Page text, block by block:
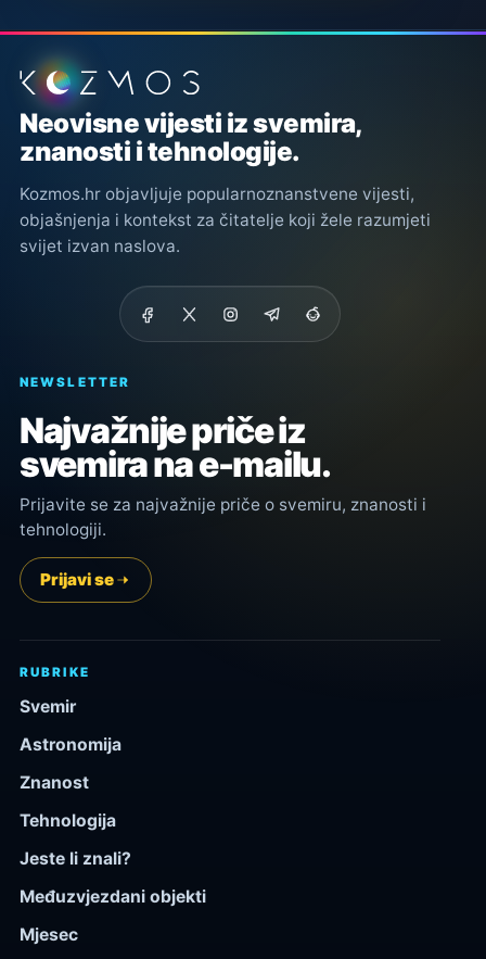
Podnožje stranice
Neovisne vijesti iz svemira,
znanosti i tehnologije.
Kozmos.hr objavljuje popularnoznanstvene vijesti,
objašnjenja i kontekst za čitatelje koji žele razumjeti
svijet izvan naslova.
NEWSLETTER
Najvažnije priče iz
svemira na e-mailu.
Prijavite se za najvažnije priče o svemiru, znanosti i
tehnologiji.
Prijavi se
RUBRIKE
Svemir
Astronomija
Znanost
Tehnologija
Jeste li znali?
Međuzvjezdani objekti
Mjesec